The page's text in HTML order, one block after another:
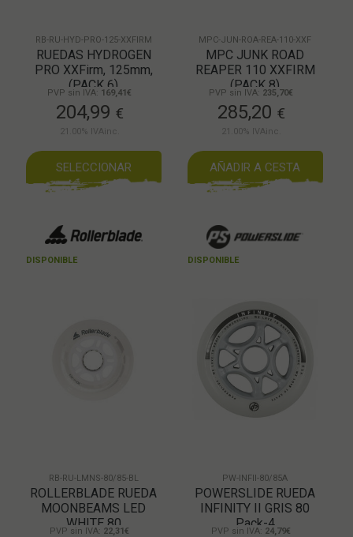
RB-RU-HYD-PRO-125-XXFIRM
RUEDAS HYDROGEN
PRO XXFirm, 125mm,
(PACK 6)
PVP sin IVA: 169,41€
204,99 €
21.00% IVAinc.
SELECCIONAR
MPC-JUN-ROA-REA-110-XXF
MPC JUNK ROAD
REAPER 110 XXFIRM
(PACK 8)
PVP sin IVA: 235,70€
285,20 €
21.00% IVAinc.
AÑADIR A CESTA
DISPONIBLE
RB-RU-LMNS-80/85-BL
ROLLERBLADE RUEDA
MOONBEAMS LED
WHITE 80
PVP sin IVA: 22,31€
DISPONIBLE
PW-INFII-80/85A
POWERSLIDE RUEDA
INFINITY II GRIS 80
Pack-4
PVP sin IVA: 24,79€